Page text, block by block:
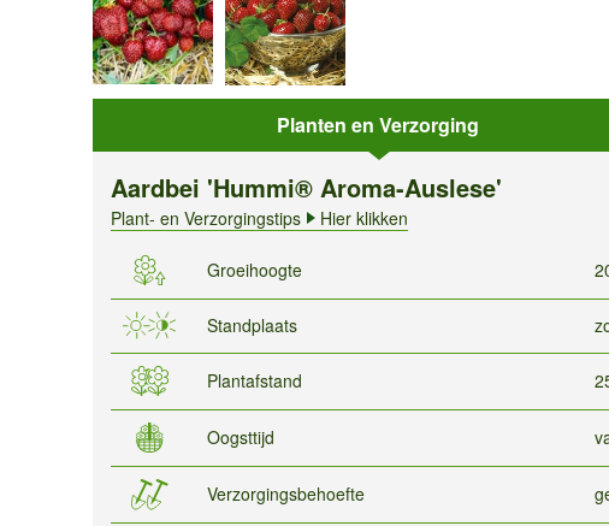
Planten en Verzorging
Aardbei 'Hummi® Aroma-Auslese'
Plant- en Verzorgingstips Hier klikken
Groeihoogte
Standplaats
Plantafstand
Oogsttijd
Verzorgingsbehoefte